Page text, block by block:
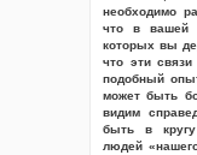
необходимо
что в вашей
которых вы
что эти
подобный
может быть
видим
быть в кругу
людей